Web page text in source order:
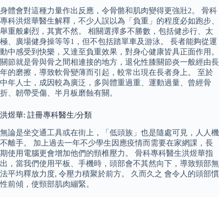
身體會對這種力量作出反應，令骨骼和肌肉變得更強壯2。 骨科
專科洪煜華醫生解釋，不少人誤以為「負重」的程度必如跑步、
舉重般劇烈，其實不然。 相關選擇多不勝數，包括健步行、太
極、廣場健身操等等1，但不包括踏單車及游泳。 長者能夠從運
動中感受到快樂，又達至負重效果，對身心健康皆具正面作用。
關節就是骨與骨之間相連接的地方，退化性膝關節炎一般經由長
年的磨擦，導致軟骨變薄而引起，較常出現在長者身上。 至於
中年人士，成因較為廣泛，多與體重過重、運動過量、曾經骨
折、韌帶受傷、半月板磨蝕有關。
洪煜華: 註冊專科醫生/分類
無論是坐交通工具或在街上，「低頭族」也是隨處可見，人人機
不離手。 加上過去一年不少學生因應疫情而需要在家網課，長
期使用電腦更會增加他們的頸椎壓力。 骨科專科醫生洪煜華指
出，當我們使用平板、手機時，頭部會不其然向下，導致頸部無
法平均釋放力度, 令壓力積聚於前方。 久而久之 會令人的頭部慣
性前傾，使頸部肌肉繃緊。